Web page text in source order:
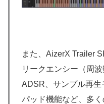
また、AizerX Trailer
リークエンシー（周
ADSR、サンプル再
パッド機能など、多